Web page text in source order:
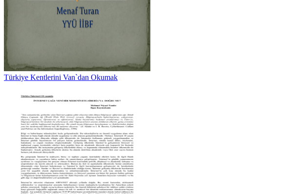
Türkiye Kentlerini Van`dan Okumak